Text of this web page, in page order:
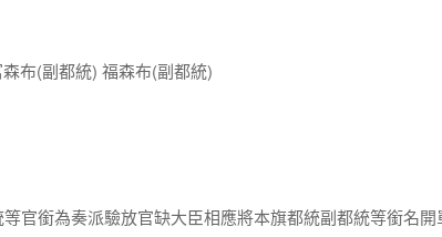
布(副都統) 福森布(副都統)
官銜為奏派驗放官缺大臣相應將本旗都統副都統等銜名開